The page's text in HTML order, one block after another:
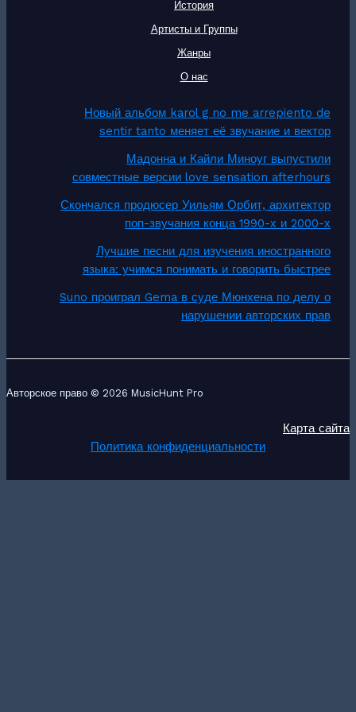
История
Артисты и Группы
Жанры
О нас
Новый альбом karol g no me arrepiento de
sentir tanto меняет её звучание и вектор
Мадонна и Кайли Миноуг выпустили
совместные версии love sensation afterhours
Скончался продюсер Уильям Орбит, архитектор
поп-звучания конца 1990-х и 2000-х
Лучшие песни для изучения иностранного
языка: учимся понимать и говорить быстрее
Suno проиграл Gema в суде Мюнхена по делу о
нарушении авторских прав
Авторское право © 2026 MusicHunt Pro
Карта сайта
Политика конфиденциальности